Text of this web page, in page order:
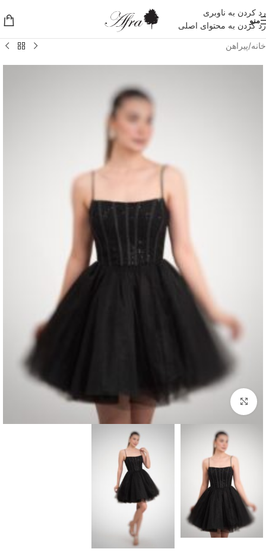
رد کردن به ناوبری
رد کردن به محتوای اصلی
منو
خانه/پیراهن
بزرگنمایی تصویر